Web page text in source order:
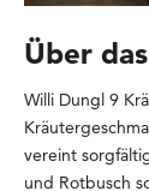
Über
Willi Dungl 9
vereint
und Rotbusch